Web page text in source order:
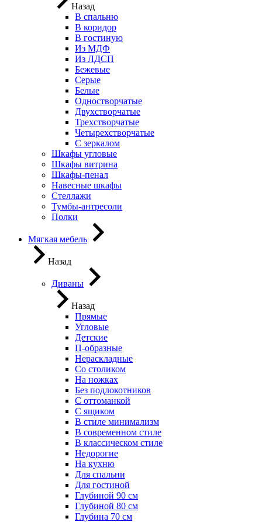
Назад
В спальню
В коридор
В гостиную
Из МДФ
Из ЛДСП
Бежевые
Серые
Белые
Одностворчатые
Двухстворчатые
Трехстворчатые
Четырехстворчатые
С зеркалом
Шкафы угловые
Шкафы витрина
Шкафы-пенал
Навесные шкафы
Стеллажи
Тумбы-антресоли
Полки
Мягкая мебель
Назад
Диваны
Назад
Прямые
Угловые
Детские
П-образные
Нераскладные
Со столиком
На ножках
Без подлокотников
С оттоманкой
С ящиком
В стиле минимализм
В современном стиле
В классическом стиле
Недорогие
На кухню
Для спальни
Для гостиной
Глубиной 90 см
Глубиной 80 см
Глубина 70 см